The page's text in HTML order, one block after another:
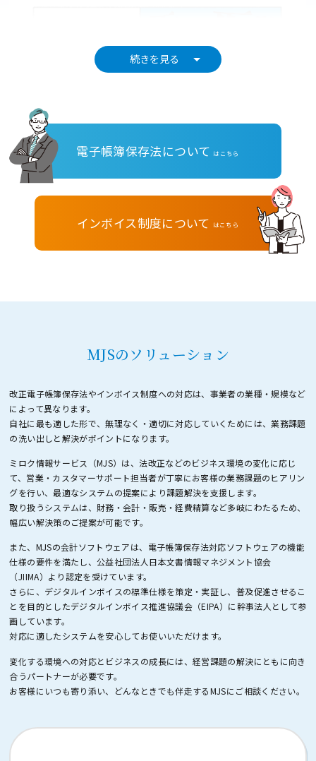
続きを見る
電子帳簿保存法について はこちら
インボイス制度について はこちら
MJSのソリューション
改正電子帳簿保存法やインボイス制度への対応は、事業者の業種・規模など
によって異なります。
自社に最も適した形で、無理なく・適切に対応していくためには、業務課題
の洗い出しと解決がポイントになります。
ミロク情報サービス（MJS）は、法改正などのビジネス環境の変化に応じ
て、営業・カスタマーサポート担当者が丁寧にお客様の業務課題のヒアリン
グを行い、最適なシステムの提案により課題解決を支援します。
取り扱うシステムは、財務・会計・販売・経費精算など多岐にわたるため、
幅広い解決策のご提案が可能です。
また、MJSの会計ソフトウェアは、電子帳簿保存法対応ソフトウェアの機能
仕様の要件を満たし、公益社団法人日本文書情報マネジメント協会
（JIIMA）より認定を受けています。
さらに、デジタルインボイスの標準仕様を策定・実証し、普及促進させるこ
とを目的としたデジタルインボイス推進協議会（EIPA）に幹事法人として参
画しています。
対応に適したシステムを安心してお使いいただけます。
変化する環境への対応とビジネスの成長には、経営課題の解決にともに向き
合うパートナーが必要です。
お客様にいつも寄り添い、どんなときでも伴走するMJSにご相談ください。